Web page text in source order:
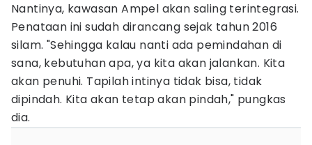
Nantinya, kawasan Ampel akan saling terintegrasi.
Penataan ini sudah dirancang sejak tahun 2016
silam. "Sehingga kalau nanti ada pemindahan di
sana, kebutuhan apa, ya kita akan jalankan. Kita
akan penuhi. Tapilah intinya tidak bisa, tidak
dipindah. Kita akan tetap akan pindah," pungkas
dia.